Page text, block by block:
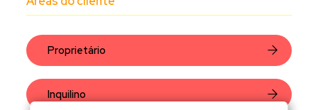
Proprietário
Inquilino